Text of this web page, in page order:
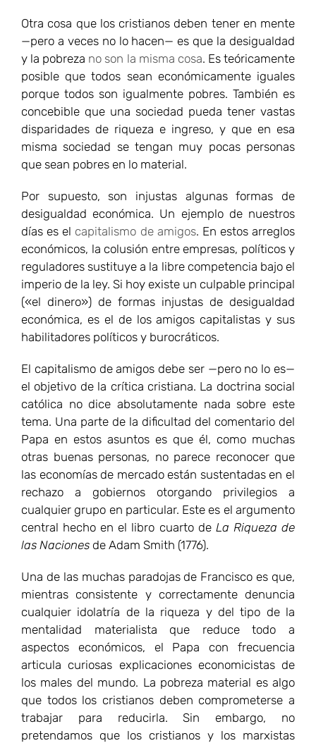
Otra cosa que los cristianos deben tener en mente
—pero a veces no lo hacen— es que la desigualdad
y la pobreza no son la misma cosa. Es teóricamente
posible que todos sean económicamente iguales
porque todos son igualmente pobres. También es
concebible que una sociedad pueda tener vastas
disparidades de riqueza e ingreso, y que en esa
misma sociedad se tengan muy pocas personas
que sean pobres en lo material.
Por supuesto, son injustas algunas formas de
desigualdad económica. Un ejemplo de nuestros
días es el capitalismo de amigos. En estos arreglos
económicos, la colusión entre empresas, políticos y
reguladores sustituye a la libre competencia bajo el
imperio de la ley. Si hoy existe un culpable principal
(«el dinero») de formas injustas de desigualdad
económica, es el de los amigos capitalistas y sus
habilitadores políticos y burocráticos.
El capitalismo de amigos debe ser —pero no lo es—
el objetivo de la crítica cristiana. La doctrina social
católica no dice absolutamente nada sobre este
tema. Una parte de la dificultad del comentario del
Papa en estos asuntos es que él, como muchas
otras buenas personas, no parece reconocer que
las economías de mercado están sustentadas en el
rechazo a gobiernos otorgando privilegios a
cualquier grupo en particular. Este es el argumento
central hecho en el libro cuarto de La Riqueza de
las Naciones de Adam Smith (1776).
Una de las muchas paradojas de Francisco es que,
mientras consistente y correctamente denuncia
cualquier idolatría de la riqueza y del tipo de la
mentalidad materialista que reduce todo a
aspectos económicos, el Papa con frecuencia
articula curiosas explicaciones economicistas de
los males del mundo. La pobreza material es algo
que todos los cristianos deben comprometerse a
trabajar para reducirla. Sin embargo, no
pretendamos que los cristianos y los marxistas